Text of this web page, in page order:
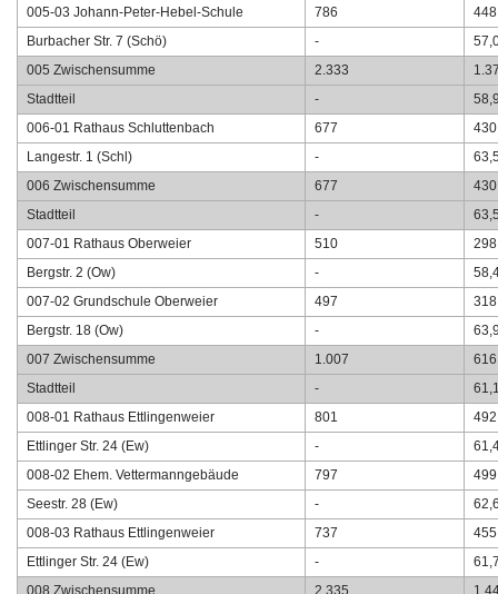
005-03 Johann-Peter-Hebel-Schule 786 448
Burbacher Str. 7 (Schö) -
005 Zwischensumme 2.333
Stadtteil -
006-01 Rathaus Schluttenbach 677 430
Langestr. 1 (Schl) -
006 Zwischensumme 677 430
Stadtteil -
007-01 Rathaus Oberweier 510 298
Bergstr. 2 (Ow) -
007-02 Grundschule Oberweier 497 318
Bergstr. 18 (Ow) -
007 Zwischensumme 1.007 616
Stadtteil -
008-01 Rathaus Ettlingenweier 801 492
Ettlinger Str. 24 (Ew) -
008-02 Ehem. Vettermanngebäude 797 499
Seestr. 28 (Ew) -
008-03 Rathaus Ettlingenweier 737 455
Ettlinger Str. 24 (Ew) -
008 Zwischensumme 2.335